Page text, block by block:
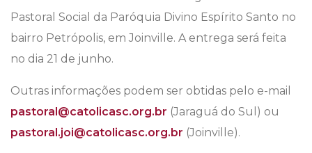
Pastoral Social da Paróquia Divino Espírito Santo no
bairro Petrópolis, em Joinville. A entrega será feita
no dia 21 de junho.
Outras informações podem ser obtidas pelo e-mail
pastoral@catolicasc.org.br (Jaraguá do Sul) ou
pastoral.joi@catolicasc.org.br (Joinville).